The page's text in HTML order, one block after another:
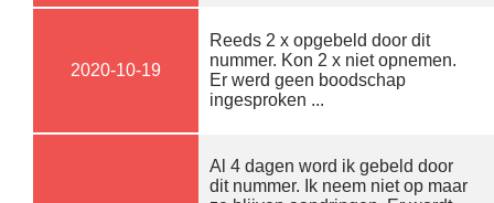
2020-10-19
Reeds 2 x opgebeld door dit
nummer. Kon 2 x niet opnemen.
Er werd geen boodschap
ingesproken ...
Al 4 dagen word ik gebeld door
dit nummer. Ik neem niet op maar